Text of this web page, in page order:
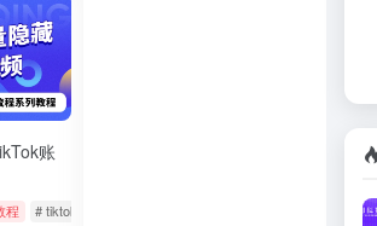
账
程 # tiktok